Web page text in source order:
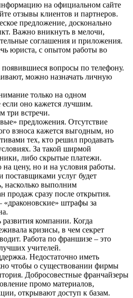
на официальном сайте
отзывы клиентов и партнеров.
предложение, досконально
Важно вникнуть в мелочи,
соглашения и приложения.
юриста, с опытом работы во
появившиеся вопросы по телефону.
можно назначать личную
только на одном
оно кажется лучшим.
три встречи.
предложения. Отсутствие
взноса кажется выгодным, но
тех, кто решил продавать
За такой ширмой
либо скрытые платежи.
на цену, но и на условия работы.
поставщиками услуг будет
насколько выполним
продаж сразу после открытия.
штрафы за
компании. Когда
кризисы, в чем секрет
Работа по франшизе – это
учителей.
Недостаточно иметь
чтобы о существовании фирмы
Добросовестные франчайзеры
промо материалов,
открывают доступ к базам.